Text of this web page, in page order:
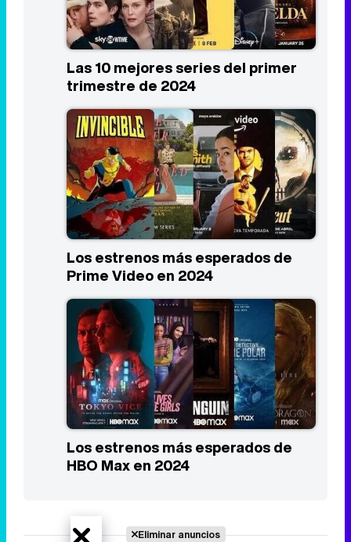
Las 10 mejores series del primer
trimestre de 2024
Los estrenos más esperados de
Prime Video en 2024
Los estrenos más esperados de
HBO Max en 2024
Eliminar anuncios